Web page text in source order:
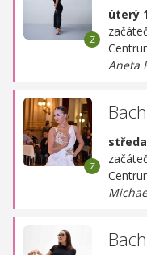
úterý
Aneta
středa